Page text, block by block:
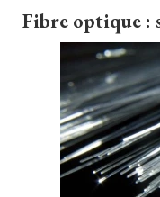
Fibre optique :